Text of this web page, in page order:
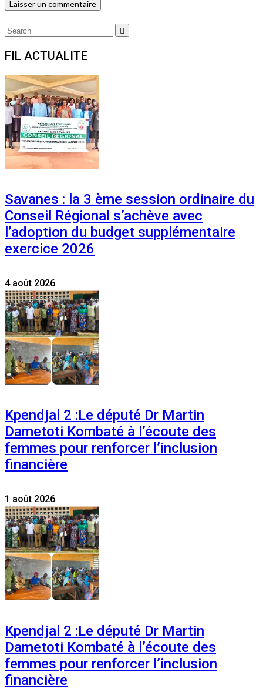
Search
FIL ACTUALITE
Savanes : la 3 ème session ordinaire du
Conseil Régional s’achève avec
l’adoption du budget supplémentaire
exercice 2026
4 août 2026
Kpendjal 2 :Le député Dr Martin
Dametoti Kombaté à l’écoute des
femmes pour renforcer l’inclusion
financière
1 août 2026
Kpendjal 2 :Le député Dr Martin
Dametoti Kombaté à l’écoute des
femmes pour renforcer l’inclusion
financière